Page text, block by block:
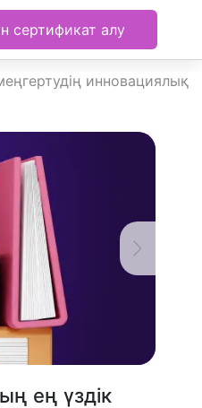
сертификат алу
инновациялық
ең үздік